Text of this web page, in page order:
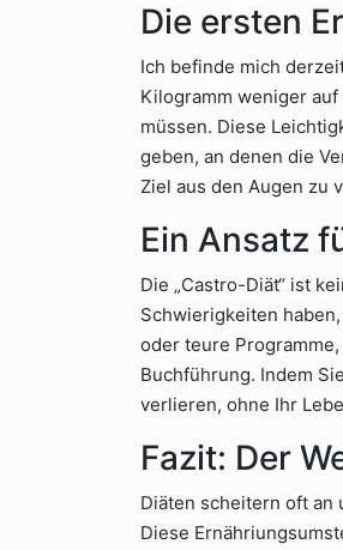
Die ersten
Ich befinde mich
Kilogramm weniger
müssen. Diese
geben, an denen die
Ziel aus den Augen zu
Ein Ansatz
Die „Castro-Diät“ ist
Schwierigkeiten
oder teure
Buchführung. Indem
verlieren, ohne Ihr
Fazit: Der
Diäten scheitern oft an
Diese